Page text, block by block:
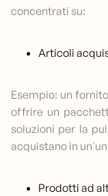
concentrati su:
Articoli
Esempio: un
offrire un
soluzioni per la
acquistano in
Prodotti ad